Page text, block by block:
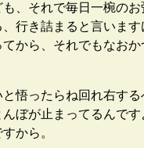
、それで毎日一椀のお
行き詰まると言います
から、それでもなおか
悟ったらね回れ右する
ぼが止まってるんです
から。